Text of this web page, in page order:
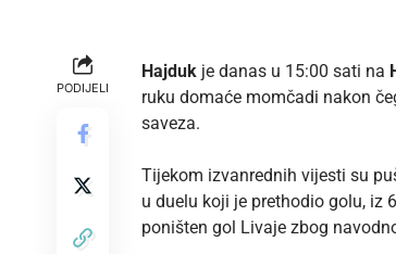
PODIJELI
Hajduk je danas u 15:00 sati na
ruku domaće momčadi nakon
saveza.
Tijekom izvanrednih vijesti su
u duelu koji je prethodio golu, iz
poništen gol Livaje zbog